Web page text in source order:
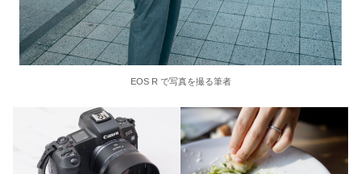
EOS R で写真を撮る筆者